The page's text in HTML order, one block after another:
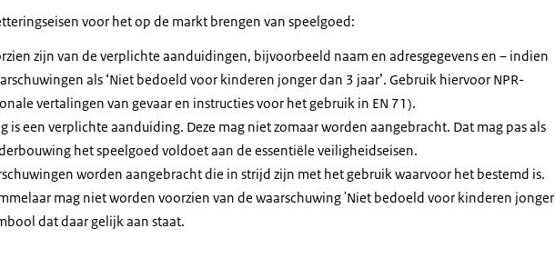
voor het op de markt brengen van speelgoed:
zijn van de verplichte aanduidingen, bijvoorbeeld naam en adresgegevens en – indien
als ‘Niet bedoeld voor kinderen jonger dan 3 jaar’. Gebruik hiervoor NPR-
vertalingen van gevaar en instructies voor het gebruik in EN 71).
is een verplichte aanduiding. Deze mag niet zomaar worden aangebracht. Dat mag pas als
het speelgoed voldoet aan de essentiële veiligheidseisen.
worden aangebracht die in strijd zijn met het gebruik waarvoor het bestemd is.
mag niet worden voorzien van de waarschuwing 'Niet bedoeld voor kinderen jonger
dat daar gelijk aan staat.